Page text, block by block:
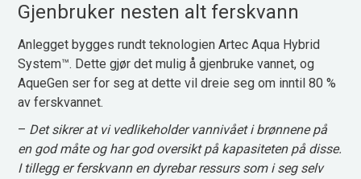
Gjenbruker nesten alt ferskvann
Anlegget bygges rundt teknologien Artec Aqua Hybrid
System™. Dette gjør det mulig å gjenbruke vannet, og
AqueGen ser for seg at dette vil dreie seg om inntil 80 %
av ferskvannet.
– Det sikrer at vi vedlikeholder vannivået i brønnene på
en god måte og har god oversikt på kapasiteten på disse.
I tillegg er ferskvann en dyrebar ressurs som i seg selv